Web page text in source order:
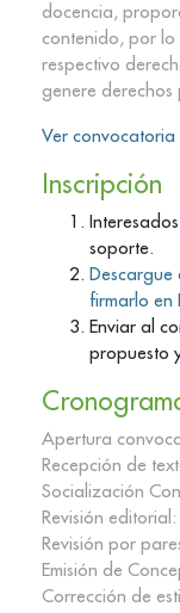
docencia,
contenido, por lo
respectivo
genere derechos
Ver convocatoria
Inscripción
soporte.
firmarlo en
Enviar al
propuesto
Apertura
Recepción de
Socialización
Revisión
Revisión por
Emisión de
Corrección de